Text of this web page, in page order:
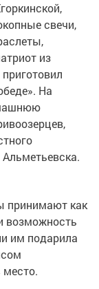
свечи,
из
На
принимают как
возможность
им подарила